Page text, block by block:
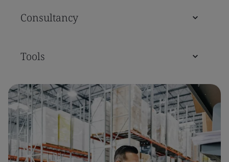
Consultancy
Tools